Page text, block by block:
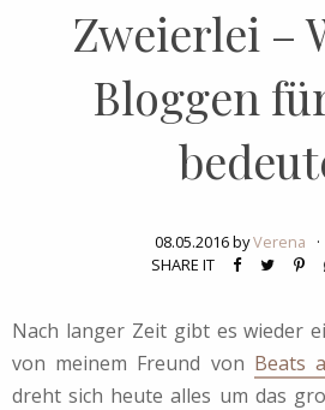
Zweierlei –
Bloggen
08.05.2016 byVerena ·
SHARE IT
Nach langer Zeit gibt es wieder
von meinem Freund von Beats
dreht sich heute alles um das